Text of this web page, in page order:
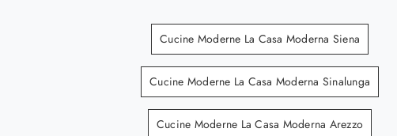
Cucine Moderne La Casa Moderna Siena
Cucine Moderne La Casa Moderna Sinalunga
Cucine Moderne La Casa Moderna Arezzo